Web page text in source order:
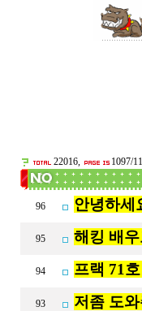
22016, 1097/
96 안녕하세
95 해킹 배
94 프랙 71
93 저좀 도